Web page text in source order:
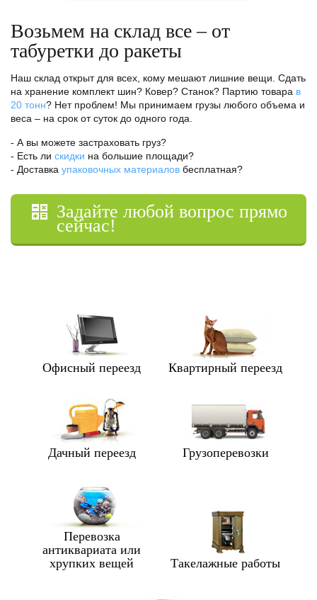
Возьмем на склад все – от
табуретки до ракеты
Наш склад открыт для всех, кому мешают лишние вещи. Сдать
на хранение комплект шин? Ковер? Станок? Партию товара в
20 тонн? Нет проблем! Мы принимаем грузы любого объема и
веса – на срок от суток до одного года.
- А вы можете застраховать груз?
- Есть ли скидки на большие площади?
- Доставка упаковочных материалов бесплатная?
Задайте любой вопрос прямо
сейчас!
Офисный переезд Квартирный переезд
Дачный переезд Грузоперевозки
Перевозка
антиквариата или
хрупких вещей
Такелажные работы